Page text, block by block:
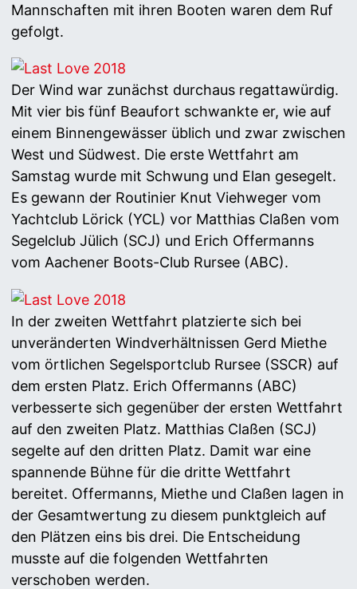
Mannschaften mit ihren Booten waren dem Ruf
gefolgt.
Der Wind war zunächst durchaus regattawürdig.
Mit vier bis fünf Beaufort schwankte er, wie auf
einem Binnengewässer üblich und zwar zwischen
West und Südwest. Die erste Wettfahrt am
Samstag wurde mit Schwung und Elan gesegelt.
Es gewann der Routinier Knut Viehweger vom
Yachtclub Lörick (YCL) vor Matthias Claßen vom
Segelclub Jülich (SCJ) und Erich Offermanns
vom Aachener Boots-Club Rursee (ABC).
In der zweiten Wettfahrt platzierte sich bei
unveränderten Windverhältnissen Gerd Miethe
vom örtlichen Segelsportclub Rursee (SSCR) auf
dem ersten Platz. Erich Offermanns (ABC)
verbesserte sich gegenüber der ersten Wettfahrt
auf den zweiten Platz. Matthias Claßen (SCJ)
segelte auf den dritten Platz. Damit war eine
spannende Bühne für die dritte Wettfahrt
bereitet. Offermanns, Miethe und Claßen lagen in
der Gesamtwertung zu diesem punktgleich auf
den Plätzen eins bis drei. Die Entscheidung
musste auf die folgenden Wettfahrten
verschoben werden.